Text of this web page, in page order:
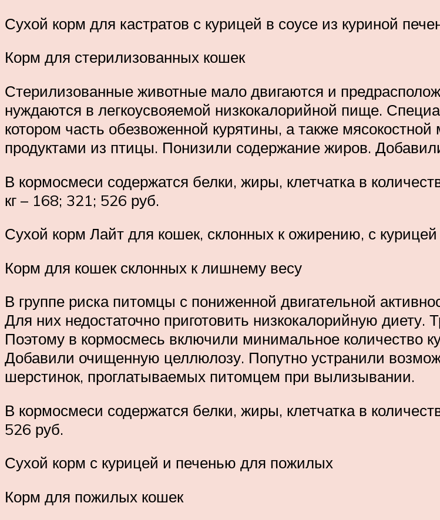
Сухой корм для кастратов с курицей в соусе из куриной
Корм для стерилизованных кошек
Стерилизованные животные мало двигаются и
нуждаются в легкоусвояемой низкокалорийной пище.
котором часть обезвоженной курятины, а также
продуктами из птицы. Понизили содержание жиров.
В кормосмеси содержатся белки, жиры, клетчатка в
кг – 168; 321; 526 руб.
Сухой корм Лайт для кошек, склонных к ожирению, с
Корм для кошек склонных к лишнему весу
В группе риска питомцы с пониженной двигательной
Для них недостаточно приготовить низкокалорийную диету.
Поэтому в кормосмесь включили минимальное количество
Добавили очищенную целлюлозу. Попутно устранили
шерстинок, проглатываемых питомцем при вылизывании.
В кормосмеси содержатся белки, жиры, клетчатка в
526 руб.
Сухой корм с курицей и печенью для пожилых
Корм для пожилых кошек